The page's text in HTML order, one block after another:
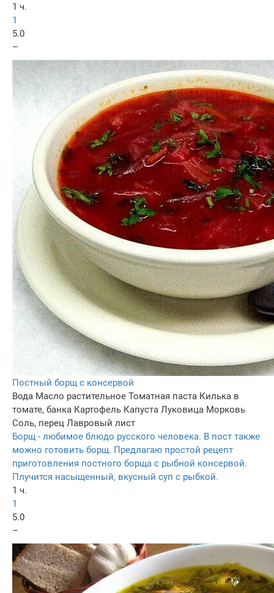
1 ч.
1
5.0
–
Постный борщ с консервой
Вода Масло растительное Томатная паста Килька в
томате, банка Картофель Капуста Луковица Морковь
Соль, перец Лавровый лист
Борщ - любимое блюдо русского человека. В пост также
можно готовить борщ. Предлагаю простой рецепт
приготовления постного борща с рыбной консервой.
Плучится насыщенный, вкусный суп с рыбкой.
1 ч.
1
5.0
–